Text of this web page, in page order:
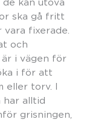
kan utöva
ska gå fritt
fixerade.
och
i vägen för
i för att
eller torv. I
har alltid
grisningen,